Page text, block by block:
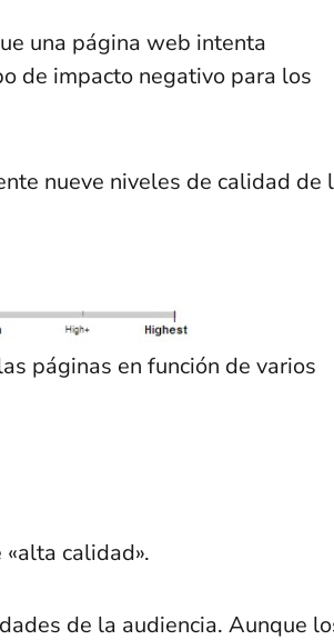
una página web intenta
de impacto negativo para los
nueve niveles de calidad de
páginas en función de varios
calidad».
de la audiencia. Aunque